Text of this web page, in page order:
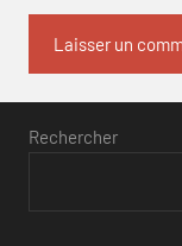
Rechercher